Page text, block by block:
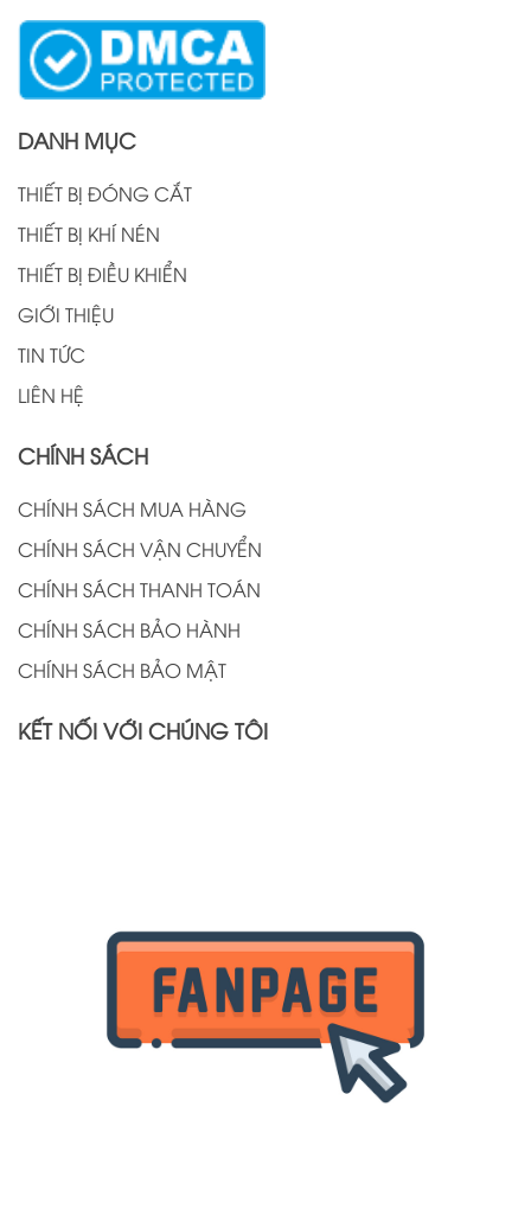
DANH MỤC
THIẾT BỊ ĐÓNG CẮT
THIẾT BỊ KHÍ NÉN
THIẾT BỊ ĐIỀU KHIỂN
GIỚI THIỆU
TIN TỨC
LIÊN HỆ
CHÍNH SÁCH
CHÍNH SÁCH MUA HÀNG
CHÍNH SÁCH VẬN CHUYỂN
CHÍNH SÁCH THANH TOÁN
CHÍNH SÁCH BẢO HÀNH
CHÍNH SÁCH BẢO MẬT
KẾT NỐI VỚI CHÚNG TÔI